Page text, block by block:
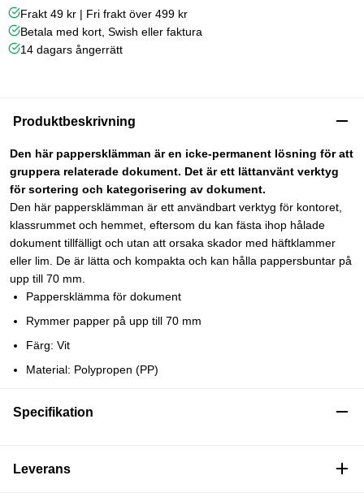
Frakt 49 kr | Fri frakt över 499 kr
Betala med kort, Swish eller faktura
14 dagars ångerrätt
Produktbeskrivning
Den här pappersklämman är en icke-permanent lösning för att
gruppera relaterade dokument. Det är ett lättanvänt verktyg
för sortering och kategorisering av dokument.
Den här pappersklämman är ett användbart verktyg för kontoret,
klassrummet och hemmet, eftersom du kan fästa ihop hålade
dokument tillfälligt och utan att orsaka skador med häftklammer
eller lim. De är lätta och kompakta och kan hålla pappersbuntar på
upp till 70 mm.
Pappersklämma för dokument
Rymmer papper på upp till 70 mm
Färg: Vit
Material: Polypropen (PP)
Specifikation
Leverans